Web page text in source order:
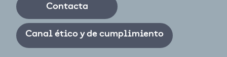
Contacta
Canal ético y de cumplimiento